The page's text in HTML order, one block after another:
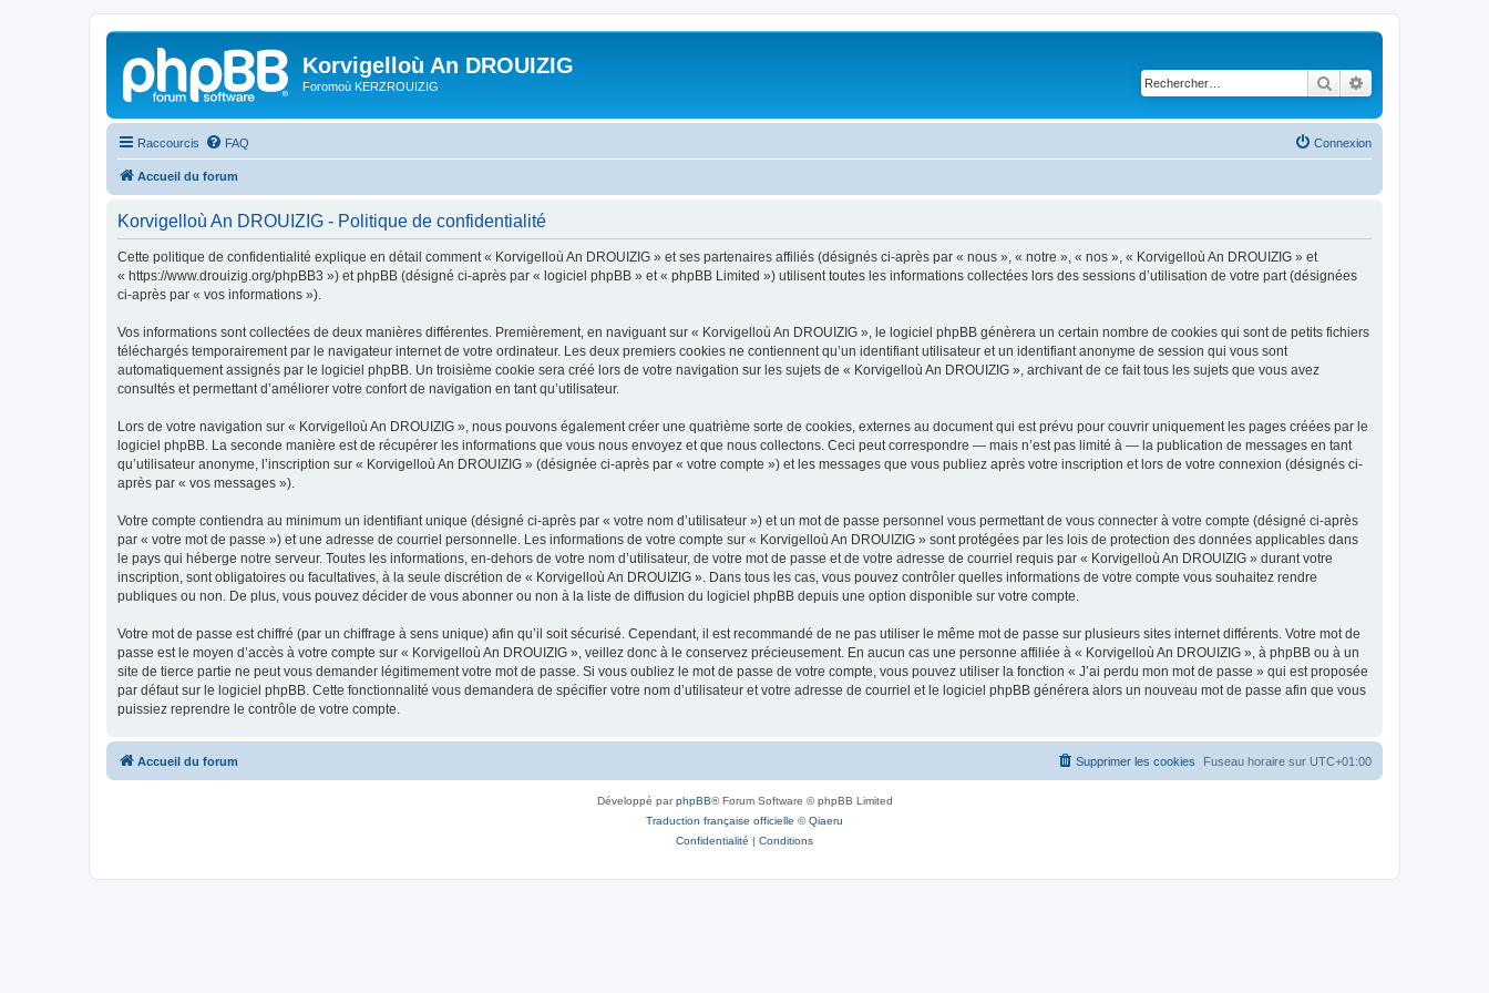
Korvigelloù An DROUIZIG
Foromoù KERZROUIZIG Rechercher
Raccourcis FAQ Connexion
Accueil du forum
Korvigelloù An DROUIZIG - Politique de confidentialité
Cette politique de confidentialité explique en détail comment « Korvigelloù An DROUIZIG » et ses partenaires affiliés (désignés ci-après par « nous », « notre », « nos », « Korvigelloù An DROUIZIG » et
« https://www.drouizig.org/phpBB3 ») et phpBB (désigné ci-après par « logiciel phpBB » et « phpBB Limited ») utilisent toutes les informations collectées lors des sessions d’utilisation de votre part (désignées
ci-après par « vos informations »).
Vos informations sont collectées de deux manières différentes. Premièrement, en naviguant sur « Korvigelloù An DROUIZIG », le logiciel phpBB génèrera un certain nombre de cookies qui sont de petits fichiers
téléchargés temporairement par le navigateur internet de votre ordinateur. Les deux premiers cookies ne contiennent qu’un identifiant utilisateur et un identifiant anonyme de session qui vous sont
automatiquement assignés par le logiciel phpBB. Un troisième cookie sera créé lors de votre navigation sur les sujets de « Korvigelloù An DROUIZIG », archivant de ce fait tous les sujets que vous avez
consultés et permettant d’améliorer votre confort de navigation en tant qu’utilisateur.
Lors de votre navigation sur « Korvigelloù An DROUIZIG », nous pouvons également créer une quatrième sorte de cookies, externes au document qui est prévu pour couvrir uniquement les pages créées par le
logiciel phpBB. La seconde manière est de récupérer les informations que vous nous envoyez et que nous collectons. Ceci peut correspondre — mais n’est pas limité à — la publication de messages en tant
qu’utilisateur anonyme, l’inscription sur « Korvigelloù An DROUIZIG » (désignée ci-après par « votre compte ») et les messages que vous publiez après votre inscription et lors de votre connexion (désignés ci-
après par « vos messages »).
Votre compte contiendra au minimum un identifiant unique (désigné ci-après par « votre nom d’utilisateur ») et un mot de passe personnel vous permettant de vous connecter à votre compte (désigné ci-après
par « votre mot de passe ») et une adresse de courriel personnelle. Les informations de votre compte sur « Korvigelloù An DROUIZIG » sont protégées par les lois de protection des données applicables dans
le pays qui héberge notre serveur. Toutes les informations, en-dehors de votre nom d’utilisateur, de votre mot de passe et de votre adresse de courriel requis par « Korvigelloù An DROUIZIG » durant votre
inscription, sont obligatoires ou facultatives, à la seule discrétion de « Korvigelloù An DROUIZIG ». Dans tous les cas, vous pouvez contrôler quelles informations de votre compte vous souhaitez rendre
publiques ou non. De plus, vous pouvez décider de vous abonner ou non à la liste de diffusion du logiciel phpBB depuis une option disponible sur votre compte.
Votre mot de passe est chiffré (par un chiffrage à sens unique) afin qu’il soit sécurisé. Cependant, il est recommandé de ne pas utiliser le même mot de passe sur plusieurs sites internet différents. Votre mot de
passe est le moyen d’accès à votre compte sur « Korvigelloù An DROUIZIG », veillez donc à le conservez précieusement. En aucun cas une personne affiliée à « Korvigelloù An DROUIZIG », à phpBB ou à un
site de tierce partie ne peut vous demander légitimement votre mot de passe. Si vous oubliez le mot de passe de votre compte, vous pouvez utiliser la fonction « J’ai perdu mon mot de passe » qui est proposée
par défaut sur le logiciel phpBB. Cette fonctionnalité vous demandera de spécifier votre nom d’utilisateur et votre adresse de courriel et le logiciel phpBB générera alors un nouveau mot de passe afin que vous
puissiez reprendre le contrôle de votre compte.
Accueil du forum Fuseau horaire sur UTC+01:00
Supprimer les cookies
Développé parphpBB® Forum Software © phpBB Limited
Traduction française officielle ©Qiaeru
Confidentialité | Conditions